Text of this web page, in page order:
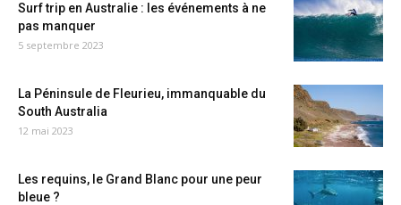
Surf trip en Australie : les événements à ne
pas manquer
5 septembre 2023
La Péninsule de Fleurieu, immanquable du
South Australia
12 mai 2023
Les requins, le Grand Blanc pour une peur
bleue ?